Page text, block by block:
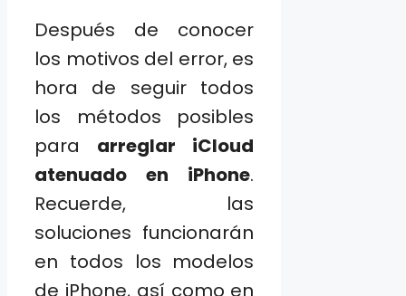
Después de conocer
los motivos del error, es
hora de seguir todos
los métodos posibles
para arreglar iCloud
atenuado en iPhone.
Recuerde, las
soluciones funcionarán
en todos los modelos
de iPhone, así como en